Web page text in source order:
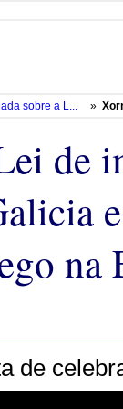
sobre a L... »
de
de